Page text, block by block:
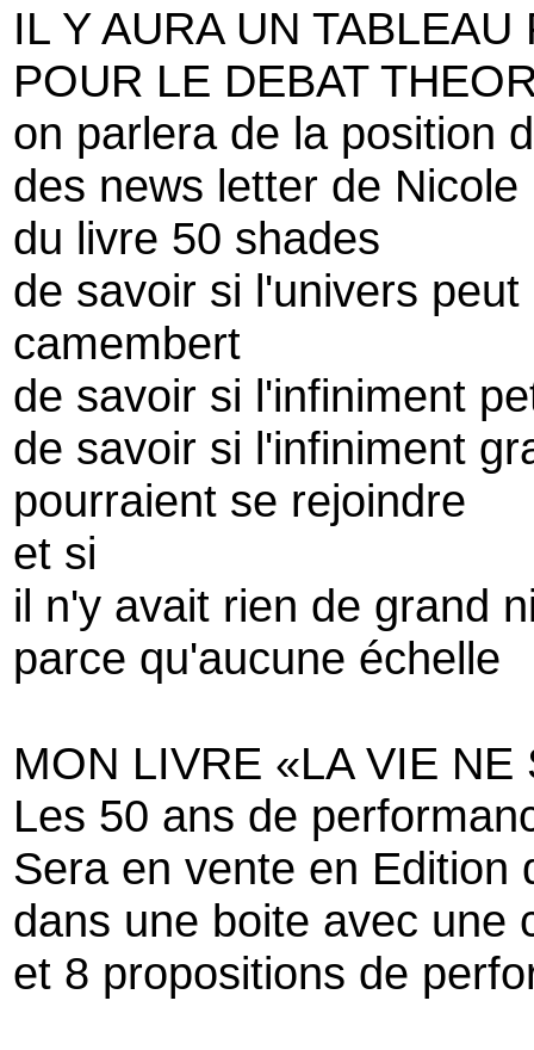
IL Y AURA UN
POUR LE DEBAT
on parlera de la position
des news letter de Nicole
du livre 50 shades
de savoir si l'univers
camembert
de savoir si l'infiniment
de savoir si l'infiniment
pourraient se rejoindre
et si
il n'y avait rien de grand
parce qu'aucune échelle
MON LIVRE «LA VIE
Les 50 ans de
Sera en vente en Edition
dans une boite avec une
et 8 propositions de